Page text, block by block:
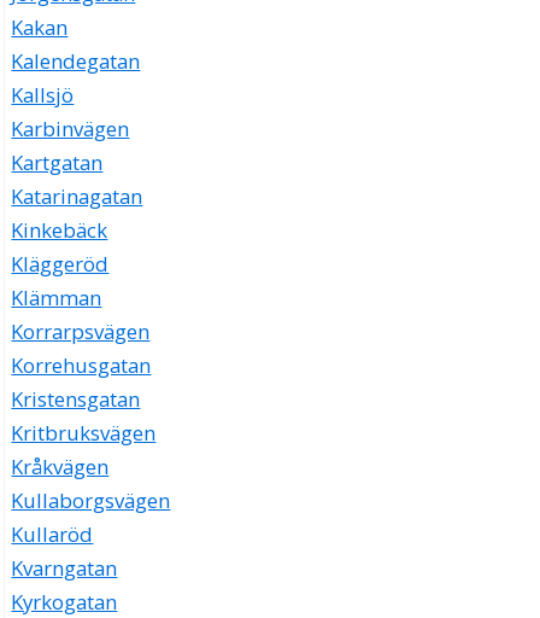
Kakan
Kalendegatan
Kallsjö
Karbinvägen
Kartgatan
Katarinagatan
Kinkebäck
Kläggeröd
Klämman
Korrarpsvägen
Korrehusgatan
Kristensgatan
Kritbruksvägen
Kråkvägen
Kullaborgsvägen
Kullaröd
Kvarngatan
Kyrkogatan